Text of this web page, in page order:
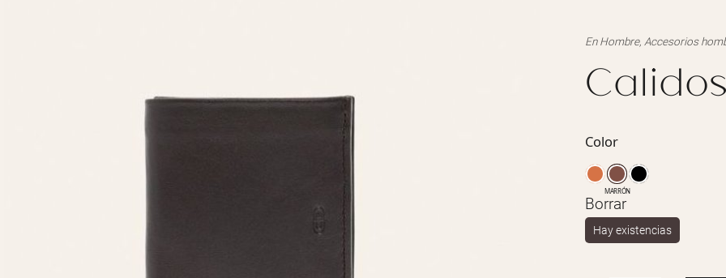
EnHombre, Accesorios
Color
MARRÓN
Borrar
Hay existencias